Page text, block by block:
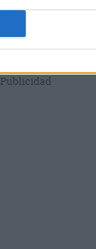
Publicidad